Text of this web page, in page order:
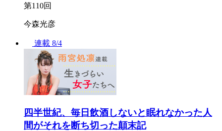
第110回
今森光彦
連載 8/4
四半世紀、毎日飲酒しないと眠れなかった人
間がそれを断ち切った顛末記